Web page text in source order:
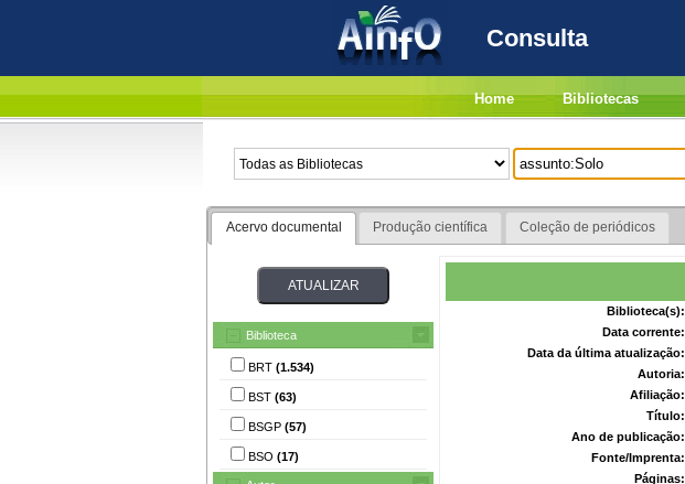
Consulta
Home Bibliotecas
Acervo documental Produção científica Coleção de periódicos
Biblioteca
BRT (1.534)
BST (63)
BSGP (57)
BSO (17)
Biblioteca(s):
Data corrente:
Data da última atualização:
Autoria:
Afiliação:
Título:
Ano de publicação:
Fonte/Imprenta:
Páginas: